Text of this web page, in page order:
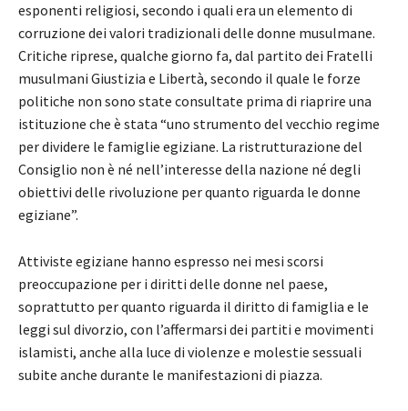
esponenti religiosi, secondo i quali era un elemento di
corruzione dei valori tradizionali delle donne musulmane.
Critiche riprese, qualche giorno fa, dal partito dei Fratelli
musulmani Giustizia e Libertà, secondo il quale le forze
politiche non sono state consultate prima di riaprire una
istituzione che è stata “uno strumento del vecchio regime
per dividere le famiglie egiziane. La ristrutturazione del
Consiglio non è né nell’interesse della nazione né degli
obiettivi delle rivoluzione per quanto riguarda le donne
egiziane”.
Attiviste egiziane hanno espresso nei mesi scorsi
preoccupazione per i diritti delle donne nel paese,
soprattutto per quanto riguarda il diritto di famiglia e le
leggi sul divorzio, con l’affermarsi dei partiti e movimenti
islamisti, anche alla luce di violenze e molestie sessuali
subite anche durante le manifestazioni di piazza.